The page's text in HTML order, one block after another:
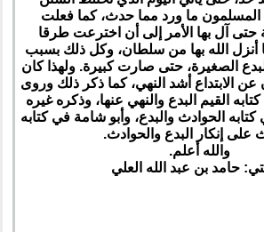
المسلمون ما ورد مما حدث، كما فعلت
حتى آل بها الأمر إلى أن اخترعت طرقا
أنزل الله بها من سلطان، وكل ذلك بسبب
الصغيرة، حتى صارت كبيرة. ولهذا كان
عن الابتداع أشد النهي، كما ذكر ذلك وروى
القيم البدع والنهي عنها، وذكره غيره
الحوادث والبدع، وأبو شامة في كتابه
على إنكار البدع والحوادث.
والله أعلم.
حامد بن عبد الله العلي